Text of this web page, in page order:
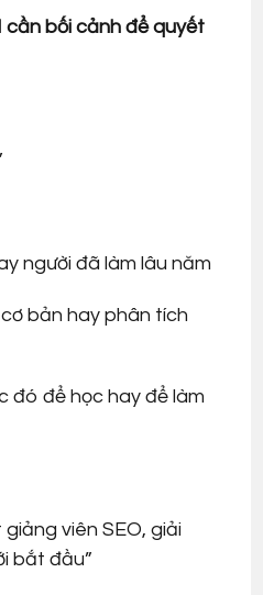
cần bối cảnh để quyết
người đã làm lâu năm
bản hay phân tích
đó để học hay để làm
viên SEO, giải
bắt đầu”